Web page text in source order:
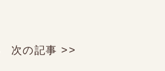
次の記事 >>